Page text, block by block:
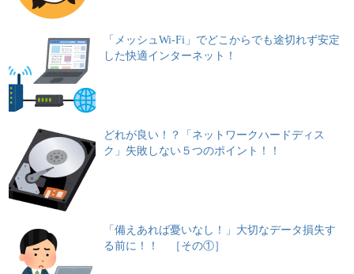
「メッシュWi-Fi」でどこからでも途切れず安定
した快適インターネット！
どれが良い！？「ネットワークハードディス
ク」失敗しない５つのポイント！！
「備えあれば憂いなし！」大切なデータ損失す
る前に！！ ［その①］